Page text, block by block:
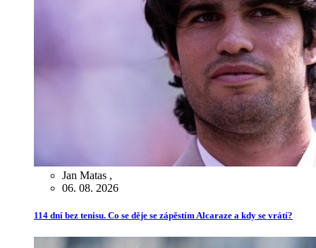
Jan Matas ,
06. 08. 2026
114 dní bez tenisu. Co se děje se zápěstím Alcaraze a kdy se vrátí?